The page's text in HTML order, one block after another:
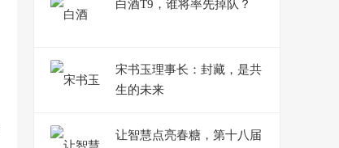
白酒T9，谁将率先掉队？
宋书玉理事长：封藏，是共
生的未来
让智慧点亮春糖，第十八届